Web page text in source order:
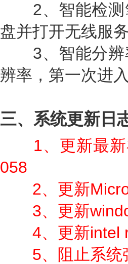
2、智能检测
盘并打开无线服
3、智能分辨
辨率，第一次进
三、系统更新日
1、更新最
058
2、更新
3、更新
4、更新intel
5、阻止系